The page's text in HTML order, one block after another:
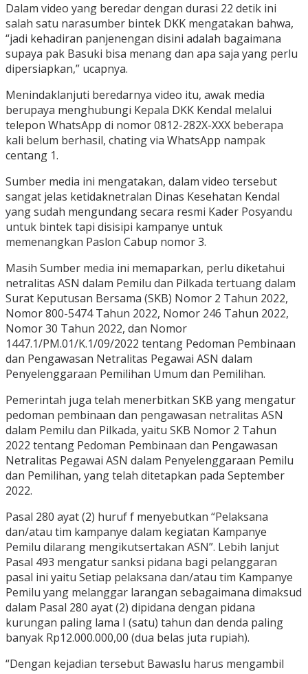
Dalam video yang beredar dengan durasi 22 detik ini
salah satu narasumber bintek DKK mengatakan bahwa,
“jadi kehadiran panjenengan disini adalah bagaimana
supaya pak Basuki bisa menang dan apa saja yang perlu
dipersiapkan,” ucapnya.
Menindaklanjuti beredarnya video itu, awak media
berupaya menghubungi Kepala DKK Kendal melalui
telepon WhatsApp di nomor 0812-282X-XXX beberapa
kali belum berhasil, chating via WhatsApp nampak
centang 1.
Sumber media ini mengatakan, dalam video tersebut
sangat jelas ketidaknetralan Dinas Kesehatan Kendal
yang sudah mengundang secara resmi Kader Posyandu
untuk bintek tapi disisipi kampanye untuk
memenangkan Paslon Cabup nomor 3.
Masih Sumber media ini memaparkan, perlu diketahui
netralitas ASN dalam Pemilu dan Pilkada tertuang dalam
Surat Keputusan Bersama (SKB) Nomor 2 Tahun 2022,
Nomor 800-5474 Tahun 2022, Nomor 246 Tahun 2022,
Nomor 30 Tahun 2022, dan Nomor
1447.1/PM.01/K.1/09/2022 tentang Pedoman Pembinaan
dan Pengawasan Netralitas Pegawai ASN dalam
Penyelenggaraan Pemilihan Umum dan Pemilihan.
Pemerintah juga telah menerbitkan SKB yang mengatur
pedoman pembinaan dan pengawasan netralitas ASN
dalam Pemilu dan Pilkada, yaitu SKB Nomor 2 Tahun
2022 tentang Pedoman Pembinaan dan Pengawasan
Netralitas Pegawai ASN dalam Penyelenggaraan Pemilu
dan Pemilihan, yang telah ditetapkan pada September
2022.
Pasal 280 ayat (2) huruf f menyebutkan “Pelaksana
dan/atau tim kampanye dalam kegiatan Kampanye
Pemilu dilarang mengikutsertakan ASN”. Lebih lanjut
Pasal 493 mengatur sanksi pidana bagi pelanggaran
pasal ini yaitu Setiap pelaksana dan/atau tim Kampanye
Pemilu yang melanggar larangan sebagaimana dimaksud
dalam Pasal 280 ayat (2) dipidana dengan pidana
kurungan paling lama I (satu) tahun dan denda paling
banyak Rp12.000.000,00 (dua belas juta rupiah).
“Dengan kejadian tersebut Bawaslu harus mengambil